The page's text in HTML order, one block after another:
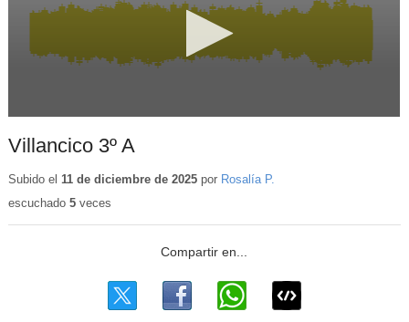
Villancico 3º A
Subido el 11 de diciembre de 2025por Rosalía P.
escuchado 5veces